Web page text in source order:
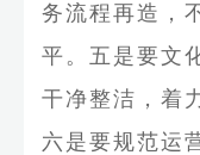
务流程再造，
平。五是要文
干净整洁，着
六是要规范运